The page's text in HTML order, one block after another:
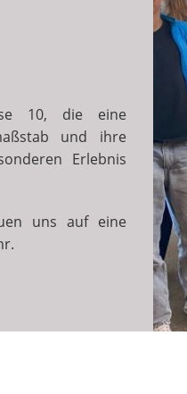
10, die eine
und ihre
Erlebnis
uns auf eine